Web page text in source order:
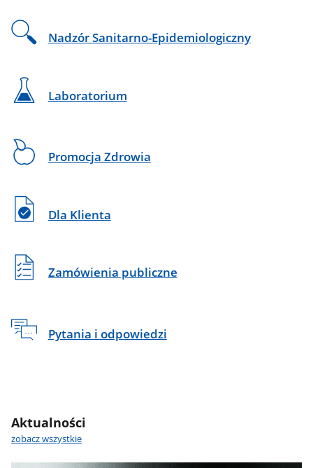
Linki
Nadzór Sanitarno-Epidemiologiczny
Laboratorium
Promocja Zdrowia
Dla Klienta
Zamówienia publiczne
Pytania i odpowiedzi
Aktualności
zobacz wszystkie